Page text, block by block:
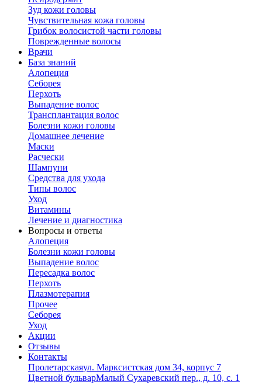
Зуд кожи головы
Чувствительная кожа головы
Грибок волосистой части головы
Поврежденные волосы
Врачи
База знаний
Алопеция
Себорея
Перхоть
Выпадение волос
Трансплантация волос
Болезни кожи головы
Домашнее лечение
Маски
Расчески
Шампуни
Средства для ухода
Типы волос
Уход
Витамины
Лечение и диагностика
Вопросы и ответы
Алопеция
Болезни кожи головы
Выпадение волос
Пересадка волос
Перхоть
Плазмотерапия
Прочее
Себорея
Уход
Акции
Отзывы
Контакты
Пролетарскаяул. Марксистская дом 34, корпус 7
Цветной бульварМалый Сухаревский пер., д. 10, с. 1